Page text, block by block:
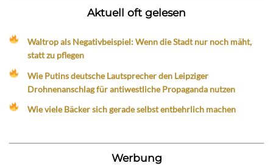
Aktuell oft gelesen
Waltrop als Negativbeispiel: Wenn die Stadt nur noch mäht,
statt zu pflegen
Wie Putins deutsche Lautsprecher den Leipziger
Drohnenanschlag für antiwestliche Propaganda nutzen
Wie viele Bäcker sich gerade selbst entbehrlich machen
Werbung